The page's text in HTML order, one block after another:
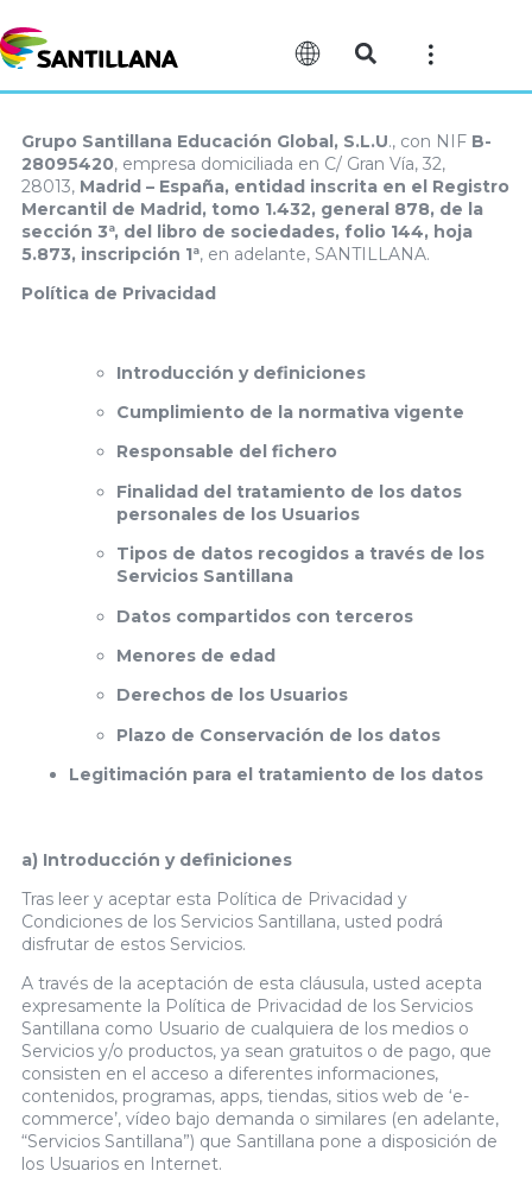
Grupo Santillana Educación Global, S.L.U., con NIF B-
28095420, empresa domiciliada en C/ Gran Vía, 32,
28013, Madrid – España, entidad inscrita en el Registro
Mercantil de Madrid, tomo 1.432, general 878, de la
sección 3ª, del libro de sociedades, folio 144, hoja
5.873, inscripción 1ª, en adelante, SANTILLANA.
Política de Privacidad
Introducción y definiciones
Cumplimiento de la normativa vigente
Responsable del fichero
Finalidad del tratamiento de los datos
personales de los Usuarios
Tipos de datos recogidos a través de los
Servicios Santillana
Datos compartidos con terceros
Menores de edad
Derechos de los Usuarios
Plazo de Conservación de los datos
Legitimación para el tratamiento de los datos
a) Introducción y definiciones
Tras leer y aceptar esta Política de Privacidad y
Condiciones de los Servicios Santillana, usted podrá
disfrutar de estos Servicios.
A través de la aceptación de esta cláusula, usted acepta
expresamente la Política de Privacidad de los Servicios
Santillana como Usuario de cualquiera de los medios o
Servicios y/o productos, ya sean gratuitos o de pago, que
consisten en el acceso a diferentes informaciones,
contenidos, programas, apps, tiendas, sitios web de ‘e-
commerce’, vídeo bajo demanda o similares (en adelante,
“Servicios Santillana”) que Santillana pone a disposición de
los Usuarios en Internet.